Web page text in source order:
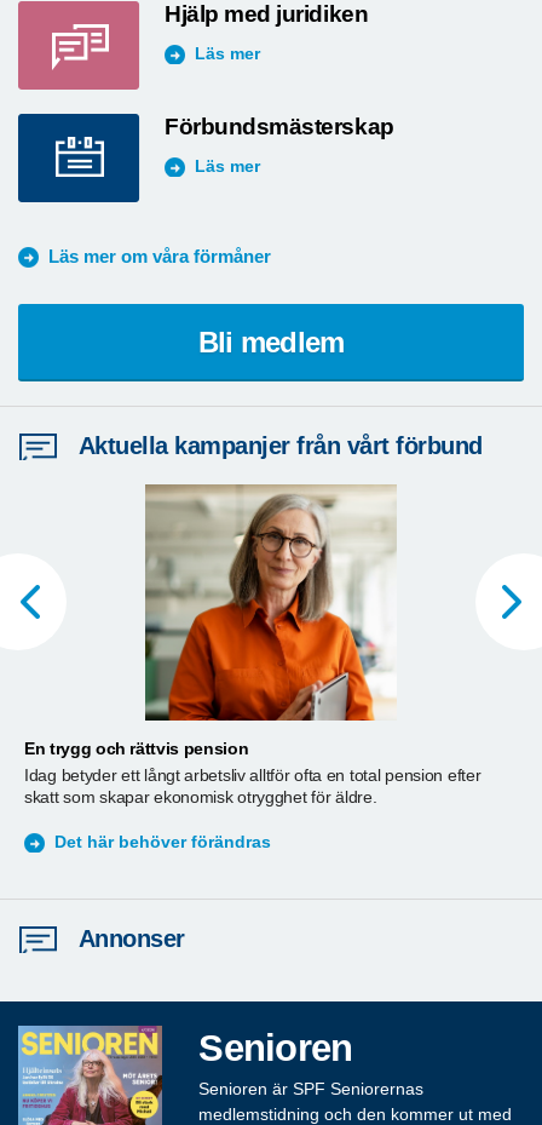
Hjälp med juridiken
Läs mer
Förbundsmästerskap
Läs mer
Läs mer om våra förmåner
Bli medlem
Aktuella kampanjer från vårt förbund
En trygg och rättvis pension
Idag betyder ett långt arbetsliv alltför ofta en total pension efter
skatt som skapar ekonomisk otrygghet för äldre.
Det här behöver förändras
Annonser
Senioren
Senioren är SPF Seniorernas
medlemstidning och den kommer ut med